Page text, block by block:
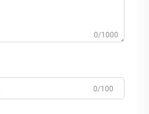
0/1000
0/100